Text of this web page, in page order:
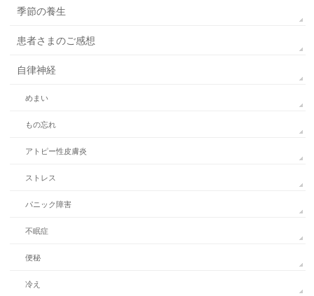
季節の養生
患者さまのご感想
自律神経
めまい
もの忘れ
アトピー性皮膚炎
ストレス
パニック障害
不眠症
便秘
冷え